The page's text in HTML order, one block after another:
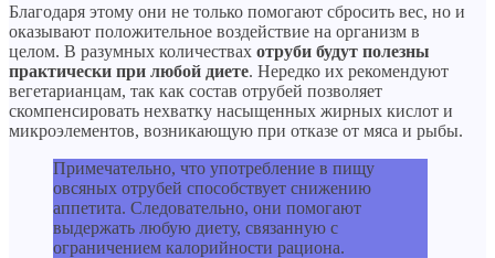
Благодаря этому они не только помогают сбросить вес, но и
оказывают положительное воздействие на организм в
целом. В разумных количествах отруби будут полезны
практически при любой диете. Нередко их рекомендуют
вегетарианцам, так как состав отрубей позволяет
скомпенсировать нехватку насыщенных жирных кислот и
микроэлементов, возникающую при отказе от мяса и рыбы.
Примечательно, что употребление в пищу
овсяных отрубей способствует снижению
аппетита. Следовательно, они помогают
выдержать любую диету, связанную с
ограничением калорийности рациона.